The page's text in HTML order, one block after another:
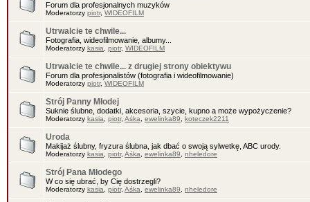
Forum dla profesjonalnych muzyków
Moderatorzy piotr, WIDEOFILM
Utrwalcie te chwile...
Fotografia, wideofilmowanie, albumy...
Moderatorzy kasia piotr, WIDEOFILM
Utrwalcie te chwile... z drugiej strony obiektywu
Forum dla profesjonalistów (fotografia i wideofilmowanie)
Moderatorzy piotr, WIDEOFILM
Strój Panny Młodej
Suknie ślubne, dodatki, akcesoria, szycie, kupno a może wypożyczenie?
Moderatorzy kasia piotr, Aśka ewelinka89 koteczek2211
Uroda
Makijaż ślubny, fryzura ślubna, jak dbać o swoją sylwetkę, ABC urody.
Moderatorzy kasia piotr, Aśka ewelinka89 nheledore
Strój Pana Młodego
W co się ubrać, by Cię dostrzegli?
Moderatorzy kasia piotr, Aśka ewelinka89 nheledore